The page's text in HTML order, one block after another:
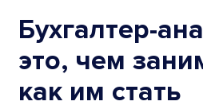
Бухгалтер-
это, чем
как им стать